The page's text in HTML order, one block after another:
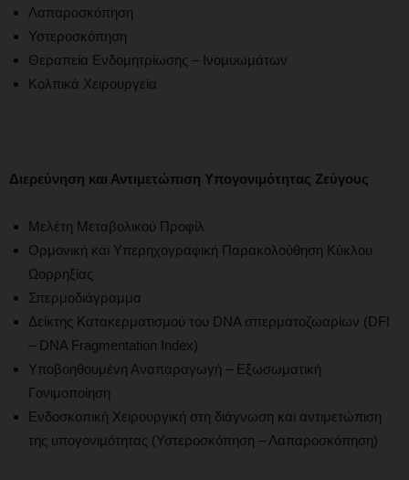
Λαπαροσκόπηση
Υστεροσκόπηση
Θεραπεία Ενδομητρίωσης – Ινομυωμάτων
Κολπικά Χειρουργεία
Διερεύνηση και Αντιμετώπιση Υπογονιμότητας Ζεύγους
Μελέτη Μεταβολικού Προφίλ
Ορμονική και Υπερηχογραφική Παρακολούθηση Κύκλου
Ωορρηξίας
Σπερμοδιάγραμμα
Δείκτης Κατακερματισμού του DNA σπερματοζωαρίων (DFI
– DNA Fragmentation Index)
Υποβοηθουμένη Αναπαραγωγή – Εξωσωματική
Γονιμοποίηση
Ενδοσκοπική Χειρουργική στη διάγνωση και αντιμετώπιση
της υπογονιμότητας (Υστεροσκόπηση – Λαπαροσκόπηση)